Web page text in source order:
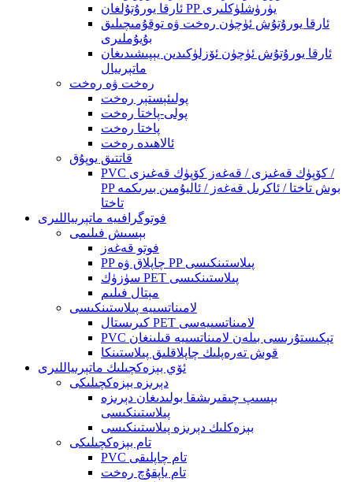
ئارقا يورۇتۇلغان PP يۈرۈشلۈكلىرى
ئارقا يورۇتۇش ئۈچۈن رەخت ۋە توقۇمىچىلىق
بۇيۇملىرى
ئارقا يورۇتۇش ئۈچۈن ئۆزلۈكىدىن يېپىشىدىغان
ماتېرىيال
رەخت ۋە رەخت
پولىئېستېر رەخت
پولى-پاختا رەخت
پاختا رەخت
ئالاھىدە رەخت
قاتتىق يوپۇق
PVC كۆپۈك قەغىزى / قەغەز كۆپۈك قەغىزى /
PP بوش تاختا / ئاكرىل قەغەز / ئاليۇمىن بىرىكمە
تاختا
فوتوگرافىيە ماتېرىياللىرى
بېسىش فىلىمى
فوتو قەغەز
PP چاپلاق ۋە PP پىلاستىنكىسى
سۈزۈك PET پىلاستىنكىسى
مېتال فىلىم
لامىناتسىيە پىلاستىنكىسى
كىرىستال PET لامىناتسىيەسى
PVC تېكىستۇرىسى بىلەن لامىناتسىيە قىلىنغان
قوش تەرەپلىك چاپلاقلىق پىلاستىنكا
ئۆي بېزەكچىلىك ماتېرىياللىرى
دېرىزە بېزەكچىلىكى
بېسىپ چىقىرىشقا بولىدىغان دېرىزە
پىلاستىنكىسى
بېزەكلىك دېرىزە پىلاستىنكىسى
تام بېزەكچىلىكى
PVC تام چاپلىقى
تام ياپقۇچ رەخت